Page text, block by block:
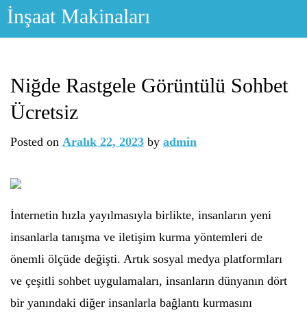
Skip
İnşaat Makinaları
Niğde Rastgele Görüntülü Sohbet
Ücretsiz
Posted on Aralık 22, 2023 by admin
İnternetin hızla yayılmasıyla birlikte, insanların yeni
insanlarla tanışma ve iletişim kurma yöntemleri de
önemli ölçüde değişti. Artık sosyal medya platformları
ve çeşitli sohbet uygulamaları, insanların dünyanın dört
bir yanındaki diğer insanlarla bağlantı kurmasını